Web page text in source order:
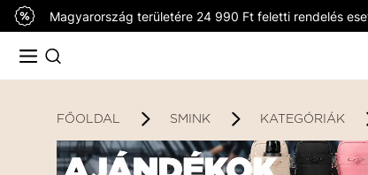
Magyarország területére 24 990 Ft feletti rendelés
FŐOLDAL SMINK KATEGÓRIÁK